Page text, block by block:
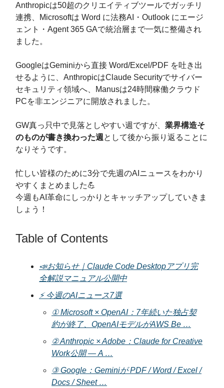
Anthropicは50超のクリエイティブツールでガッチリ
連携、Microsoftは Word に法務AI・Outlook にエージ
ェント・Agent 365 GAで統治層まで一気に整備され
ました。
GoogleはGeminiから直接 Word/Excel/PDF を吐き出
せるように、AnthropicはClaude Securityでサイバー
セキュリティ領域へ、Manusは24時間稼働クラウド
PCを非エンジニアに開放されました。
GW真っ只中で見落としやすい週ですが、 業界構造そ
のものが書き換わった週 として後から振り返ることに
なりそうです。
忙しい皆様のために3分で先週のAIニュースをわかり
やすくまとめました💪
今週もAI革命にしっかりとキャッチアップしていきま
しょう！
Table of Contents
📣お知らせ｜Claude Code Desktopアプリ完
全解説マニュアル公開中
⚡️ 今週のAIニュース7選
① Microsoft × OpenAI：7年続いた独占契
約が終了、OpenAIモデルがAWS Be …
② Anthropic × Adobe：Claude for Creative
Work公開 — A …
③ Google：Geminiが PDF / Word / Excel /
Docs / Sheet …